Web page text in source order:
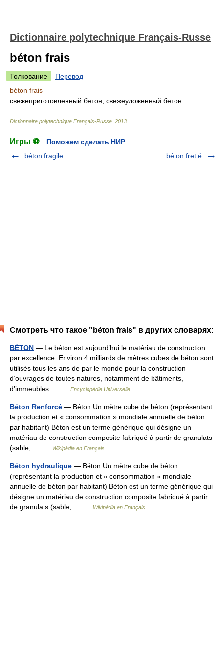
Dictionnaire polytechnique Français-Russe
béton frais
Толкование
Перевод
béton frais
свежеприготовленный бетон; свежеуложенный бетон
Dictionnaire polytechnique Français-Russe 2013
Игры ⚽
Поможем сделать НИР
béton fragile
béton fretté
Смотреть что такое "béton frais" в других словарях:
BÉTON — Le béton est aujourd’hui le matériau de construction
par excellence. Environ 4 milliards de mètres cubes de béton sont
utilisés tous les ans de par le monde pour la construction
d’ouvrages de toutes natures, notamment de bâtiments,
d’immeubles… …
Encyclopédie Universelle
Béton Renforcé — Béton Un mètre cube de béton (représentant
la production et « consommation » mondiale annuelle de béton
par habitant) Béton est un terme générique qui désigne un
matériau de construction composite fabriqué à partir de granulats
(sable,… …
Wikipédia en Français
Béton hydraulique — Béton Un mètre cube de béton
(représentant la production et « consommation » mondiale
annuelle de béton par habitant) Béton est un terme générique qui
désigne un matériau de construction composite fabriqué à partir
de granulats (sable,… …
Wikipédia en Français